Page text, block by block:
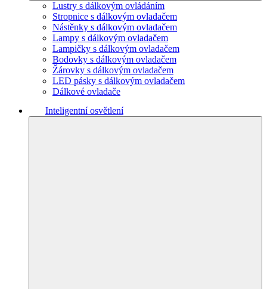
Lustry s dálkovým ovládáním
Stropnice s dálkovým ovladačem
Nástěnky s dálkovým ovladačem
Lampy s dálkovým ovladačem
Lampičky s dálkovým ovladačem
Bodovky s dálkovým ovladačem
Žárovky s dálkovým ovladačem
LED pásky s dálkovým ovladačem
Dálkové ovladače
Inteligentní osvětlení